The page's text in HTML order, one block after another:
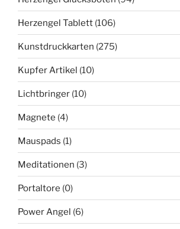
Herzengel Tablett (106)
Kunstdruckkarten (275)
Kupfer Artikel (10)
Lichtbringer (10)
Magnete (4)
Mauspads (1)
Meditationen (3)
Portaltore (0)
Power Angel (6)